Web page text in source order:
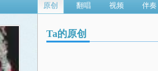
原创 翻唱 视频 伴奏
Ta的原创